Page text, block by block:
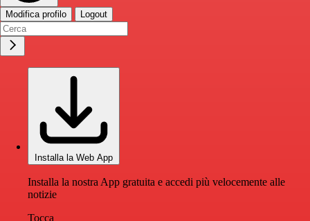
Modifica profilo Logout
Installa la Web App
Installa la nostra App gratuita e accedi più velocemente alle
notizie
Tocca